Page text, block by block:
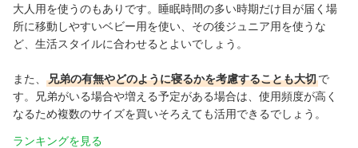
大人用を使うのもありです。睡眠時間の多い時期だけ目が届く場
所に移動しやすいベビー用を使い、その後ジュニア用を使うな
ど、生活スタイルに合わせるとよいでしょう。
また、 兄弟の有無やどのように寝るかを考慮することも大切で
す。兄弟がいる場合や増える予定がある場合は、使用頻度が高く
なるため複数のサイズを買いそろえても活用できるでしょう。
ランキングを見る